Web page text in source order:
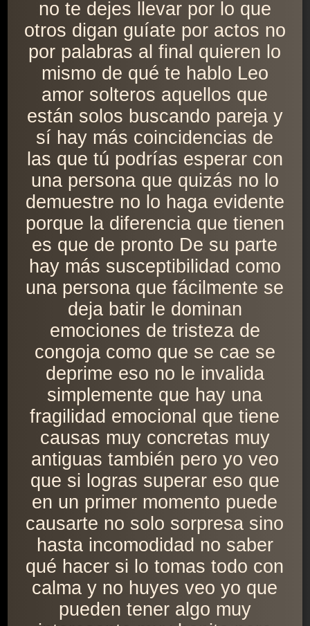
no te dejes llevar por lo que
otros digan guíate por actos no
por palabras al final quieren lo
mismo de qué te hablo Leo
amor solteros aquellos que
están solos buscando pareja y
sí hay más coincidencias de
las que tú podrías esperar con
una persona que quizás no lo
demuestre no lo haga evidente
porque la diferencia que tienen
es que de pronto De su parte
hay más susceptibilidad como
una persona que fácilmente se
deja batir le dominan
emociones de tristeza de
congoja como que se cae se
deprime eso no le invalida
simplemente que hay una
fragilidad emocional que tiene
causas muy concretas muy
antiguas también pero yo veo
que si logras superar eso que
en un primer momento puede
causarte no solo sorpresa sino
hasta incomodidad no saber
qué hacer si lo tomas todo con
calma y no huyes veo yo que
pueden tener algo muy